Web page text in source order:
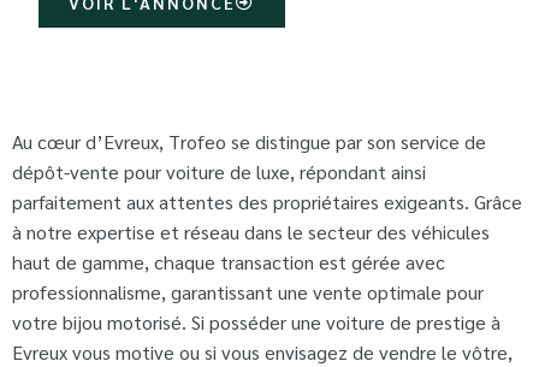
Au cœur d’Evreux, Trofeo se distingue par son service de
dépôt-vente pour voiture de luxe, répondant ainsi
parfaitement aux attentes des propriétaires exigeants. Grâce
à notre expertise et réseau dans le secteur des véhicules
haut de gamme, chaque transaction est gérée avec
professionnalisme, garantissant une vente optimale pour
votre bijou motorisé. Si posséder une voiture de prestige à
Evreux vous motive ou si vous envisagez de vendre le vôtre,